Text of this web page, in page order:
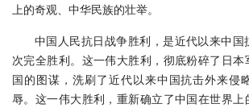
上的奇观、中华民族的壮举。
中国人民抗日战争胜利，是近代以来中
次完全胜利。这一伟大胜利，彻底粉碎了日
国的图谋，洗刷了近代以来中国抗击外来侵
辱。这一伟大胜利，重新确立了中国在世界上